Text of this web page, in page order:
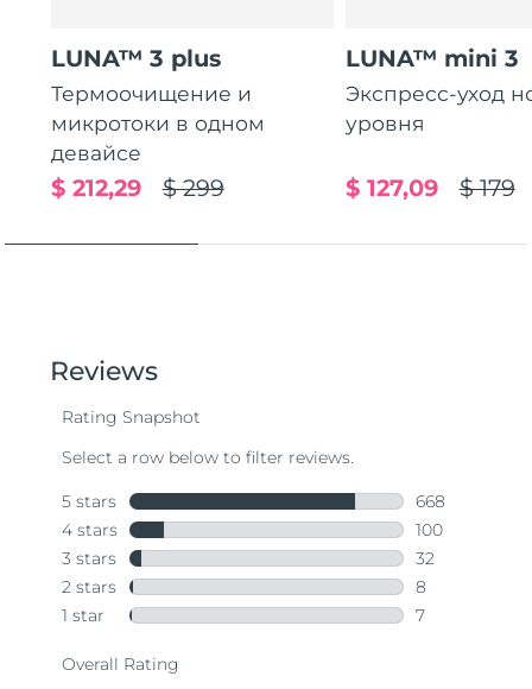
LUNA™ 3 plus
Термоочищение и
микротоки в одном
девайсе
$ 299
$ 212,29
LUNA™ mini 3
Экспресс-уход
уровня
$ 179
$ 127,09